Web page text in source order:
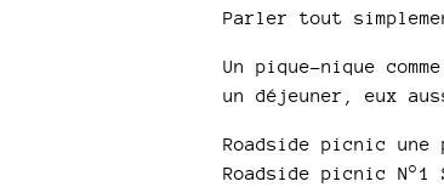
Parler tout
Un pique-nique
un déjeuner, eux
Roadside picnic
Roadside picnic N°1